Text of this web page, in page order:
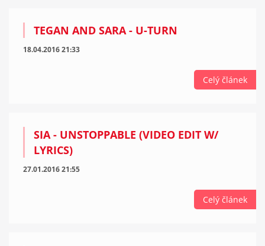
TEGAN AND SARA - U-TURN
18.04.2016 21:33
Celý článek
SIA - UNSTOPPABLE (VIDEO EDIT W/
LYRICS)
27.01.2016 21:55
Celý článek